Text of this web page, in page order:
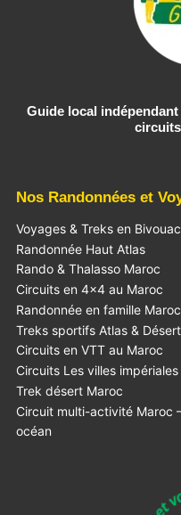
Guide local
Nos Randonnées et
Voyages & Treks en
Randonnée Haut Atlas
Rando & Thalasso Maroc
Circuits en 4×4 au Maroc
Randonnée en famille Maroc
Treks sportifs Atlas & Désert
Circuits en VTT au Maroc
Circuits Les villes
Trek désert Maroc
Circuit multi-activité Maroc
océan